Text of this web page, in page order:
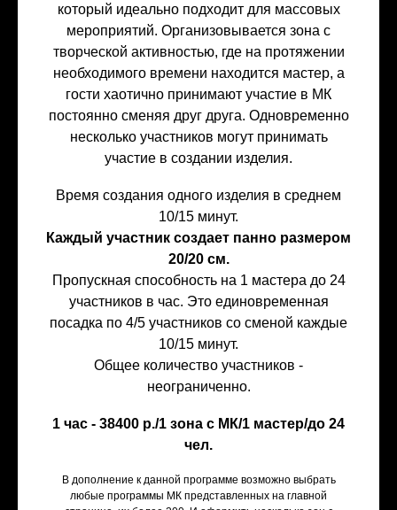
который идеально подходит для массовых
мероприятий. Организовывается зона с
творческой активностью, где на протяжении
необходимого времени находится мастер, а
гости хаотично принимают участие в МК
постоянно сменяя друг друга. Одновременно
несколько участников могут принимать
участие в создании изделия.
Время создания одного изделия в среднем
10/15 минут.
Каждый участник создает панно размером
20/20 см.
Пропускная способность на 1 мастера до 24
участников в час. Это единовременная
посадка по 4/5 участников со сменой каждые
10/15 минут.
Общее количество участников -
неограниченно.
1 час - 38400 р./1 зона с МК/1 мастер/до 24
чел.
В дополнение к данной программе возможно выбрать
любые программы МК представленных на главной